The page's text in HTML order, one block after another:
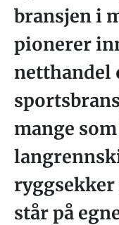
bransjen i
pionerer
netthandel
mange
ryggsekker
står på